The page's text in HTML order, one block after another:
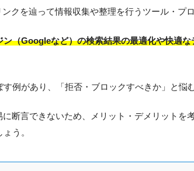
クを辿って情報収集や整理を行うツール・プロ
（Googleなど）の検索結果の最適化や快適
例があり、「拒否・ブロックすべきか」と悩
断言できないため、メリット・デメリットを
う。